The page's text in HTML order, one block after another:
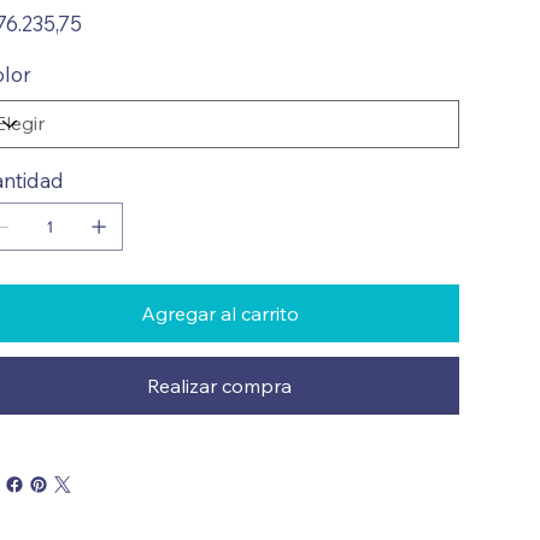
Agregar al carrito
Realizar compra